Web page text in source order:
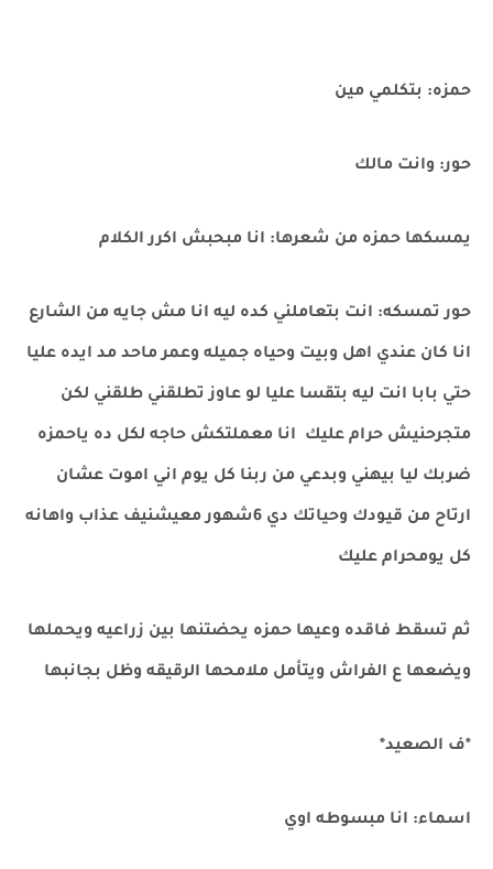
حمزه: بتكلمي مين
حور: وانت مالك
يمسكها حمزه من شعرها: انا مبحبش اكرر الكلام
حور تمسكه: انت بتعاملني كده ليه انا مش جايه من الشارع
انا كان عندي اهل وبيت وحياه جميله وعمر ماحد مد ايده عليا
حتي بابا انت ليه بتقسا عليا لو عاوز تطلقني طلقني لكن
متجرحنيش حرام عليك انا معملتكش حاجه لكل ده ياحمزه
ضربك ليا بيهني وبدعي من ربنا كل يوم اني اموت عشان
ارتاح من قيودك وحياتك دي 6شهور معيشنيف عذاب واهانه
كل يومحرام عليك
ثم تسقط فاقده وعيها حمزه يحضتنها بين زراعيه ويحملها
ويضعها ع الفراش ويتأمل ملامحها الرقيقه وظل بجانبها
*ف الصعيد*
اسماء: انا مبسوطه اوي